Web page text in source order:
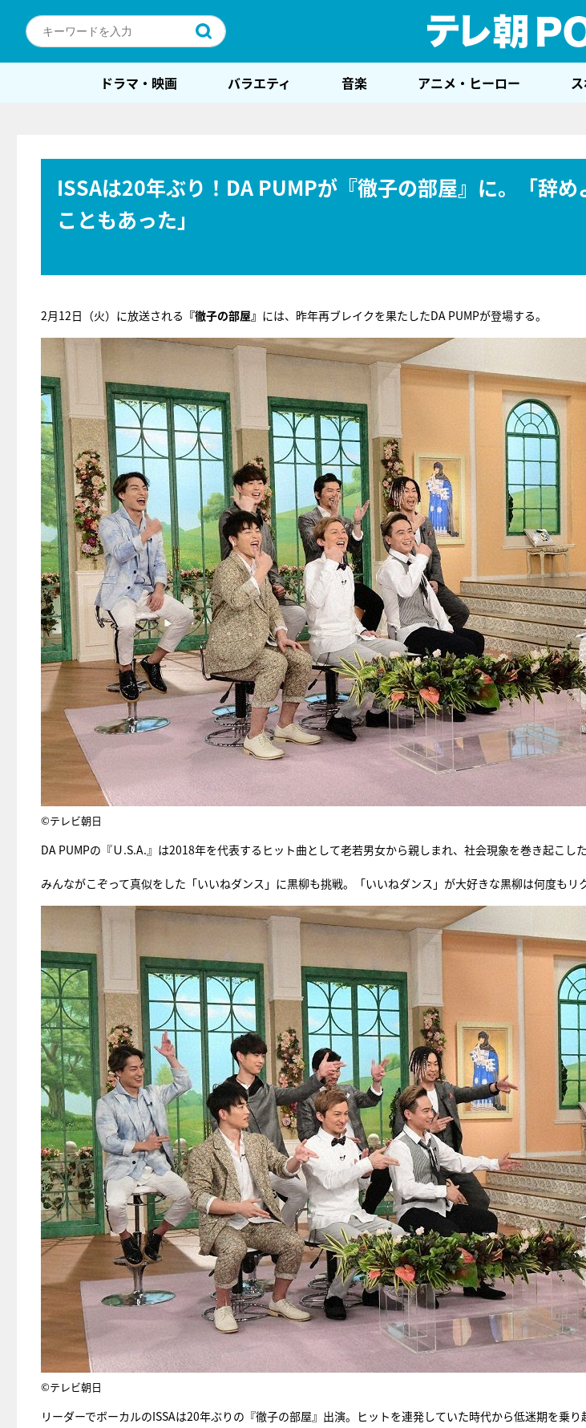
ドラマ・映画 バラエティ 音楽 アニメ・ヒーロー
ISSAは20年ぶり！DA PUMPが『徹子の部屋』に。「辞め
こともあった」
2月12日（火）に放送される 『徹子の部屋』 には、昨年再ブレイクを果たしたDA PUMPが登場する。
©テレビ朝日
DA PUMPの『Ｕ.S.A.』は2018年を代表するヒット曲として老若男女から親しまれ、社会現象を巻き起こした
みんながこぞって真似をした「いいねダンス」に黒柳も挑戦。「いいねダンス」が大好きな黒柳は何度もリ
©テレビ朝日
リーダーでボーカルのISSAは20年ぶりの『徹子の部屋』出演。ヒットを連発していた時代から低迷期を乗